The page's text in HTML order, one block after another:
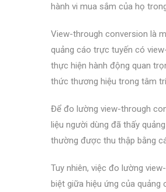
hành vi mua sắm của họ
View-through conversion là
quảng cáo trực tuyến có
thực hiện hành động quan
thức thương hiệu trong tâm
Để đo lường view-through
liệu người dùng đã thấy
thường được thu thập bằng
Tuy nhiên, việc đo lường
biệt giữa hiệu ứng của quảng